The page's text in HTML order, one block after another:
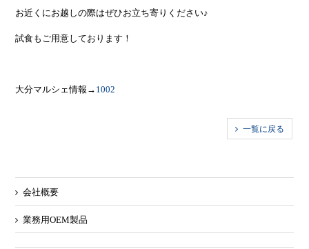
お近くにお越しの際はぜひお立ち寄りください♪
試食もご用意しております！
大分マルシェ情報→ 1002
一覧に戻る
会社概要
業務用OEM製品